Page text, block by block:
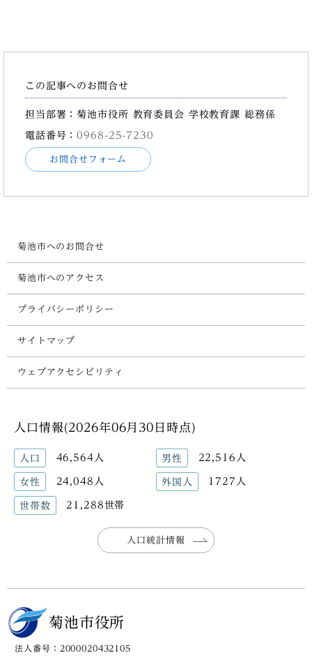
この記事へのお問合せ
担当部署：菊池市役所 教育委員会 学校教育課 総務係
電話番号：0968-25-7230
お問合せフォーム
菊池市へのお問合せ
菊池市へのアクセス
プライバシーポリシー
サイトマップ
ウェブアクセシビリティ
人口情報(2026年06月30日時点)
人口 46,564人 男性 22,516人
女性 24,048人 外国人 1727人
世帯数 21,288世帯
人口統計情報
菊池市役所
法人番号：2000020432105